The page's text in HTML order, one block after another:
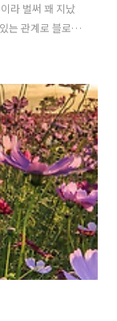
라 벌써 꽤 지났
는 관계로 블로그
오지 못하였다.
간이 많아 쉽지